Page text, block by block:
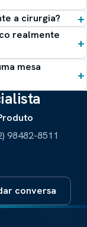
a cirurgia?
realmente
mesa
98482-8511
conversa